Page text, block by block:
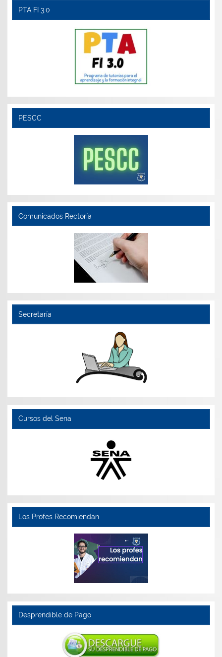
PTA FI 3.0
PESCC
Comunicados Rectoría
Secretaría
Cursos del Sena
Los Profes Recomiendan
Desprendible de Pago